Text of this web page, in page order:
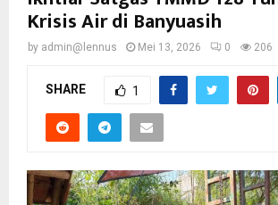
Krisis Air di Banyuasih
by admin@lennus Mei 13, 2026 0 206
SHARE 1